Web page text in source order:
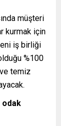
müşteri
kurmak için
iş birliği
%100
temiz
odak